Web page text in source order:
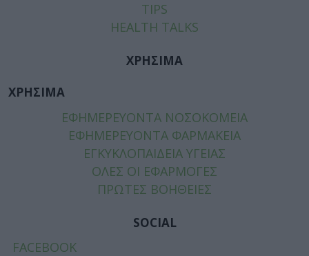
TIPS
HEALTH TALKS
ΧΡΗΣΙΜΑ
ΧΡΗΣΙΜΑ
ΕΦΗΜΕΡΕΥΟΝΤΑ ΝΟΣΟΚΟΜΕΙΑ
ΕΦΗΜΕΡΕΥΟΝΤΑ ΦΑΡΜΑΚΕΙΑ
ΕΓΚΥΚΛΟΠΑΙΔΕΙΑ ΥΓΕΙΑΣ
ΟΛΕΣ ΟΙ ΕΦΑΡΜΟΓΕΣ
ΠΡΩΤΕΣ ΒΟΗΘΕΙΕΣ
SOCIAL
FACEBOOK